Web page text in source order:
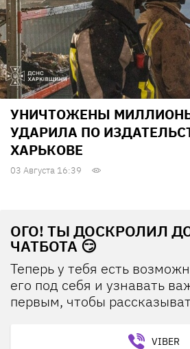
УНИЧТОЖЕНЫ
УДАРИЛА ПО
ХАРЬКОВЕ
03 Августа 16:39
ОГО! ТЫ ДОСКРОЛИЛ
ЧАТБОТА 😏
Теперь у тебя есть
его под себя и узнавать
первым, чтобы
VIBER